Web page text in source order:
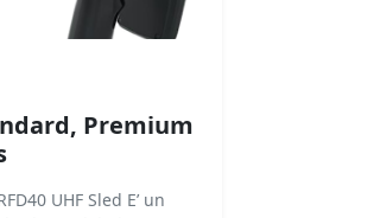
Premium
UHF Sled E’ un